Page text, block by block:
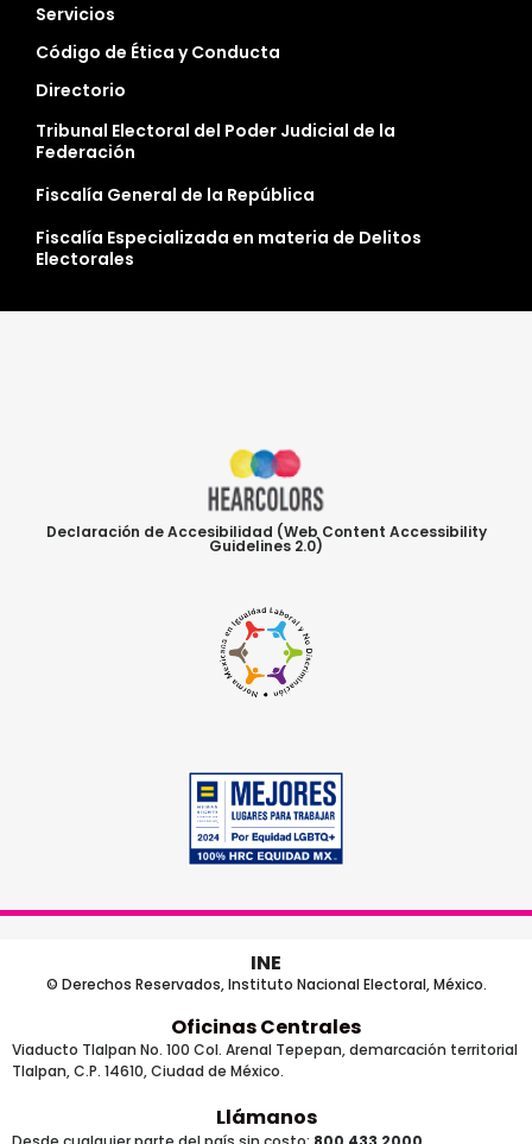
Servicios
Código de Ética y Conducta
Directorio
Tribunal Electoral del Poder Judicial de la
Federación
Fiscalía General de la República
Fiscalía Especializada en materia de Delitos
Electorales
Declaración de Accesibilidad (Web Content Accessibility
Guidelines 2.0)
INE
© Derechos Reservados, Instituto Nacional Electoral, México.
Oficinas Centrales
Viaducto Tlalpan No. 100 Col. Arenal Tepepan, demarcación territorial
Tlalpan, C.P. 14610, Ciudad de México.
Llámanos